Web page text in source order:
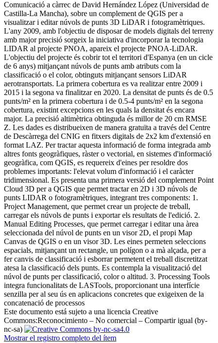
Comunicació a càrrec de David Hernández López (Universidad de
Castilla-La Mancha), sobre un complement de QGIS per a
visualitzar i editar núvols de punts 3D LiDAR i fotogramètriques.
L'any 2009, amb l'objectiu de disposar de models digitals del terreny
amb major precisió sorgeix la iniciativa d'incorporar la tecnologia
LIDAR al projecte PNOA, apareix el projecte PNOA-LiDAR.
L'objectiu del projecte és cobrir tot el territori d'Espanya (en un cicle
de 6 anys) mitjançant núvols de punts amb atributs com la
classificació o el color, obtinguts mitjançant sensors LiDAR
aerotransportats. La primera cobertura es va realitzar entre 2009 i
2015 i la segona va finalitzar en 2020. La densitat de punts és de 0.5
punts/m² en la primera cobertura i de 0.5-4 punts/m² en la segona
cobertura, existint excepcions en les quals la densitat és encara
major. La precisió altimètrica obtinguda és millor de 20 cm RMSE
Z. Les dades es distribueixen de manera gratuïta a través del Centre
de Descàrrega del CNIG en fitxers digitals de 2x2 km d'extensió en
format LAZ. Per tractar aquesta informació de forma integrada amb
altres fonts geogràfiques, ràster o vectorial, en sistemes d'informació
geogràfica, com QGIS, es requereix d'eines per resoldre dos
problemes importants: l'elevat volum d'informació i el caràcter
tridimensional. Es presenta una primera versió del complement Point
Cloud 3D per a QGIS que permet tractar en 2D i 3D núvols de
punts LIDAR o fotogramètriques, integrant tres components: 1.
Project Management, que permet crear un projecte de treball,
carregar els núvols de punts i exportar els resultats de l'edició. 2.
Manual Editing Processes, que permet carregar i editar una àrea
seleccionada del núvol de punts en un visor 2D, el propi Map
Canvas de QGIS o en un visor 3D. Les eines permeten seleccions
espacials, mitjançant un rectangle, un polígon o a mà alçada, per a
fer canvis de classificació i esborrar permetent el treball discretitzat
atesa la classificació dels punts. Es contempla la visualització del
núvol de punts per classificació, color o altitud. 3. Processing Tools
integra funcionalitats de LASTools, proporcionant una interfície
senzilla per al seu ús en aplicacions concretes que exigeixen de la
concatenació de processos ​
Este documento está sujeto a una licencia Creative
Commons:Reconocimiento – No comercial – Compartir igual (by-
nc-sa)
Mostrar el registro completo del ítem